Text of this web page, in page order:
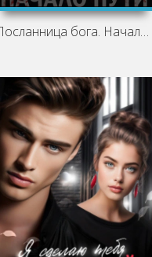
Посланница бога. Начало пути - Ирина Романова